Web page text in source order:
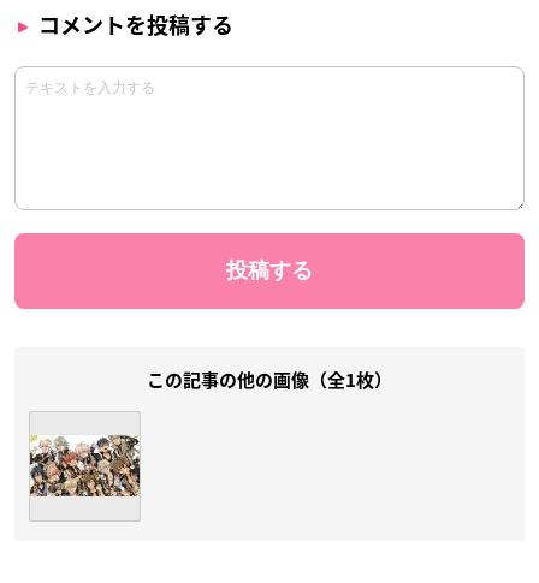
コメントを投稿する
この記事の他の画像（全1枚）